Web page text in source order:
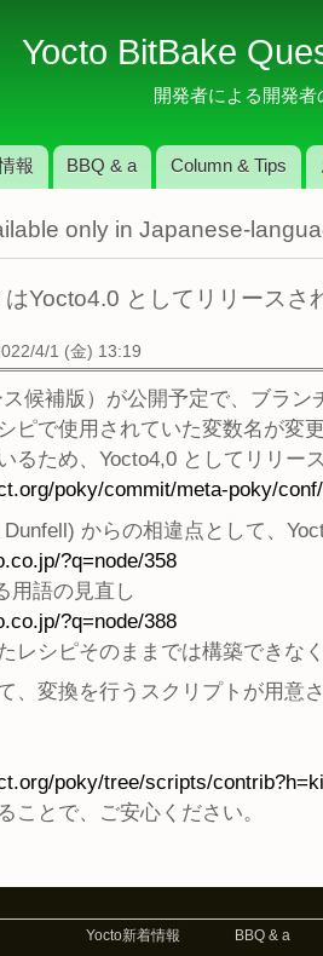
イ
コ
テ
ツ
に
移
Yocto BitBake
開発者による開発
報 BBQ & a Column & Tips
only in Japanese-
Yocto4.0 としてリリースさ
4/1 (金) 13:19
候補版）が公開予定で、ブラ
ピで使用されていた変数名が変
るため、Yocto4,0 としてリリー
poky/commit/meta-poky/
からの相違点として、
?q=node/358
用語の見直し
?q=node/388
レシピそのままでは構築できな
、変換を行うスクリプトが用意
poky/tree/scripts/
ことで、ご安心ください。
Yocto新着情報
BBQ & a